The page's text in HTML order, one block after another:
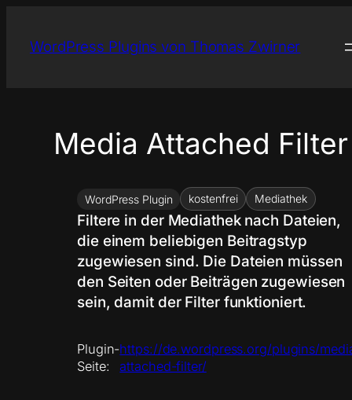
springen
WordPress Plugins von Thomas Zwirner
Media Attached Filter
WordPress Plugin kostenfrei Mediathek
Filtere in der Mediathek nach Dateien,
die einem beliebigen Beitragstyp
zugewiesen sind. Die Dateien müssen
den Seiten oder Beiträgen zugewiesen
sein, damit der Filter funktioniert.
Plugin-
Seite:
https://de.wordpress.org/plugins/
attached-filter/